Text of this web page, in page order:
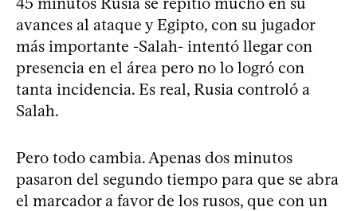
avances al ataque y Egipto, con su jugador
más importante -Salah- intentó llegar con
presencia en el área pero no lo logró con
tanta incidencia. Es real, Rusia controló a
Salah.
Pero todo cambia. Apenas dos minutos
pasaron del segundo tiempo para que se abra
el marcador a favor de los rusos, que con un